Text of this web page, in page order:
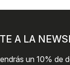
A LA
un 10% de